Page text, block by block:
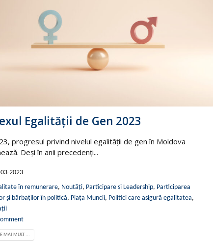
Egalității de Gen 2023
progresul privind nivelul egalității de gen în Moldova
Deși în anii precedenți...
2023
în remunerare, Noutăți, Participare și Leadership, Participarea
și bărbaților în politică, Piața Muncii, Politici care asigură egalitatea,
MAI MULT ...